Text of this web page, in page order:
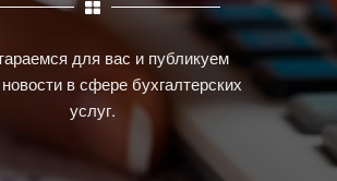
для вас и публикуем
в сфере бухгалтерских
услуг.